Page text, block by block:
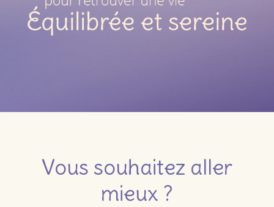
Vous souhaitez aller
mieux ?